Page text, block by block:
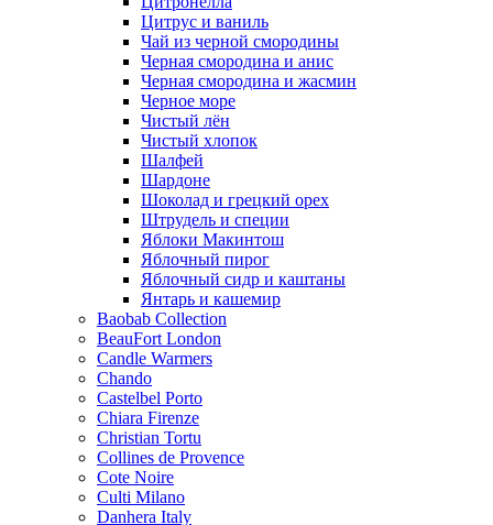
Цитрус и ваниль
Чай из черной смородины
Черная смородина и анис
Черная смородина и жасмин
Черное море
Чистый лён
Чистый хлопок
Шалфей
Шардоне
Шоколад и грецкий орех
Штрудель и специи
Яблоки Макинтош
Яблочный пирог
Яблочный сидр и каштаны
Янтарь и кашемир
Baobab Collection
BeauFort London
Candle Warmers
Chando
Castelbel Porto
Chiara Firenze
Christian Tortu
Collines de Provence
Cote Noire
Culti Milano
Danhera Italy